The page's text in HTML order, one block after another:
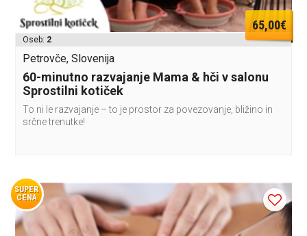
65,00€
Oseb: 2
Petrovče, Slovenija
60-minutno razvajanje Mama & hči v salonu
Sprostilni kotiček
To ni le razvajanje – to je prostor za povezovanje, bližino in
srčne trenutke!
SUPER
CENA